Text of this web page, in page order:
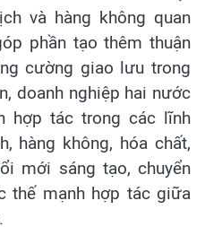
và hàng không quan
phần tạo thêm thuận
cường giao lưu trong
doanh nghiệp hai nước
hợp tác trong các lĩnh
hàng không, hóa chất,
mới sáng tạo, chuyển
thế mạnh hợp tác giữa